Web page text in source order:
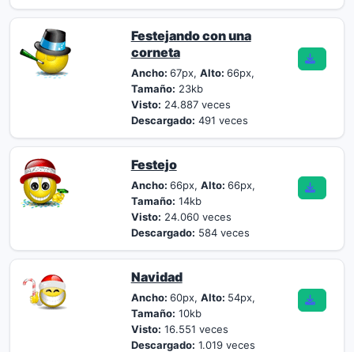
Festejando con una
corneta
Ancho: 67px, Alto: 66px,
Tamaño: 23kb
Visto: 24.887 veces
Descargado: 491 veces
Festejo
Ancho: 66px, Alto: 66px,
Tamaño: 14kb
Visto: 24.060 veces
Descargado: 584 veces
Navidad
Ancho: 60px, Alto: 54px,
Tamaño: 10kb
Visto: 16.551 veces
Descargado: 1.019 veces